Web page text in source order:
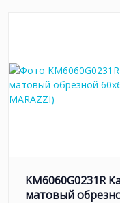
KM6060G0231R
матовый